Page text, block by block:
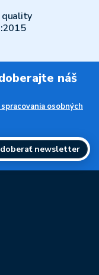
quality
náš
osobných
newsletter